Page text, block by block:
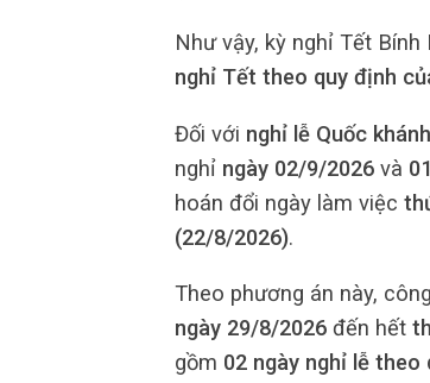
Như vậy, kỳ nghỉ Tết
nghỉ Tết theo quy định
Đối với nghỉ lễ Quốc
nghỉ ngày 02/9/2026 và
hoán đổi ngày làm việc
(22/8/2026).
Theo phương án này,
ngày 29/8/2026 đến hết
gồm 02 ngày nghỉ lễ theo